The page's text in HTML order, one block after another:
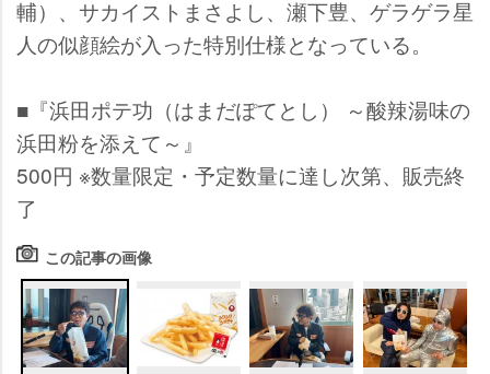
輔）、サカイストまさよし、瀬下豊、ゲラゲラ星
人の似顔絵が入った特別仕様となっている。
■『浜田ポテ功（はまだぽてとし） ～酸辣湯味の
浜田粉を添えて～』
500円 ※数量限定・予定数量に達し次第、販売終
了
この記事の画像